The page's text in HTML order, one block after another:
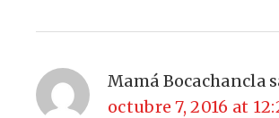
Mamá Bocachancla
octubre 7, 2016 at